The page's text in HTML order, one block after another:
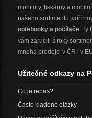
monitory, tiskárny a
našeho sortimentu tvoří
notebooky a počítače. Ty
vám zaručili široký
mnoha prodejci v ČR i v
Užitečné odkazy na
Co je repas?
Často kladené otázky